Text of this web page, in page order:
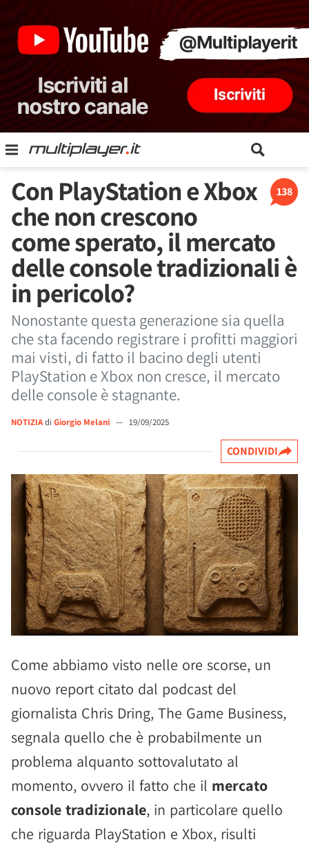
138
Con PlayStation e Xbox
che non crescono
come sperato, il mercato
delle console tradizionali è
in pericolo?
Nonostante questa generazione sia quella
che sta facendo registrare i profitti maggiori
mai visti, di fatto il bacino degli utenti
PlayStation e Xbox non cresce, il mercato
delle console è stagnante.
NOTIZIAdi Giorgio Melani — 19/09/2025
CONDIVIDI
Come abbiamo visto nelle ore scorse, un
nuovo report citato dal podcast del
giornalista Chris Dring, The Game Business,
segnala quello che è probabilmente un
problema alquanto sottovalutato al
momento, ovvero il fatto che il mercato
console tradizionale, in particolare quello
che riguarda PlayStation e Xbox, risulti